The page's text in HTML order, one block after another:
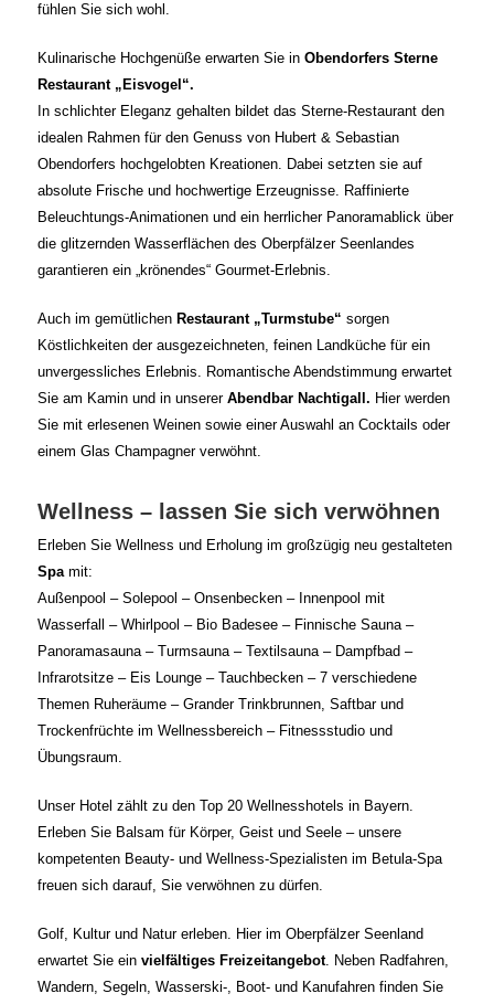
fühlen Sie sich wohl.
Kulinarische Hochgenüße erwarten Sie inObendorfers Sterne
Restaurant „Eisvogel“.
In schlichter Eleganz gehalten bildet das Sterne-Restaurant den
idealen Rahmen für den Genuss von Hubert & Sebastian
Obendorfers hochgelobten Kreationen. Dabei setzten sie auf
absolute Frische und hochwertige Erzeugnisse. Raffinierte
Beleuchtungs-Animationen und ein herrlicher Panoramablick über
die glitzernden Wasserflächen des Oberpfälzer Seenlandes
garantieren ein „krönendes“ Gourmet-Erlebnis.
Auch im gemütlichen Restaurant „Turmstube“ sorgen
Köstlichkeiten der ausgezeichneten, feinen Landküche für ein
unvergessliches Erlebnis. Romantische Abendstimmung erwartet
Sie am Kamin und in unsererAbendbar Nachtigall. Hier werden
Sie mit erlesenen Weinen sowie einer Auswahl an Cocktails oder
einem Glas Champagner verwöhnt.
Wellness – lassen Sie sich verwöhnen
Erleben Sie Wellness und Erholung im großzügig neu gestalteten
Spamit:
Außenpool – Solepool – Onsenbecken – Innenpool mit
Wasserfall – Whirlpool – Bio Badesee – Finnische Sauna –
Panoramasauna – Turmsauna – Textilsauna – Dampfbad –
Infrarotsitze – Eis Lounge – Tauchbecken – 7 verschiedene
Themen Ruheräume – Grander Trinkbrunnen, Saftbar und
Trockenfrüchte im Wellnessbereich – Fitnessstudio und
Übungsraum.
Unser Hotel zählt zu den Top 20 Wellnesshotels in Bayern.
Erleben Sie Balsam für Körper, Geist und Seele – unsere
kompetenten Beauty- und Wellness-Spezialisten im Betula-Spa
freuen sich darauf, Sie verwöhnen zu dürfen.
Golf, Kultur und Natur erleben. Hier im Oberpfälzer Seenland
erwartet Sie einvielfältiges Freizeitangebot. Neben Radfahren,
Wandern, Segeln, Wasserski-, Boot- und Kanufahren finden Sie